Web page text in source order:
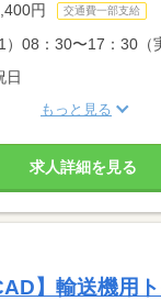
円 交通費一部支給
）08：30〜17：30（
日
もっと見る
求人詳細を見る
】輸送機用ト